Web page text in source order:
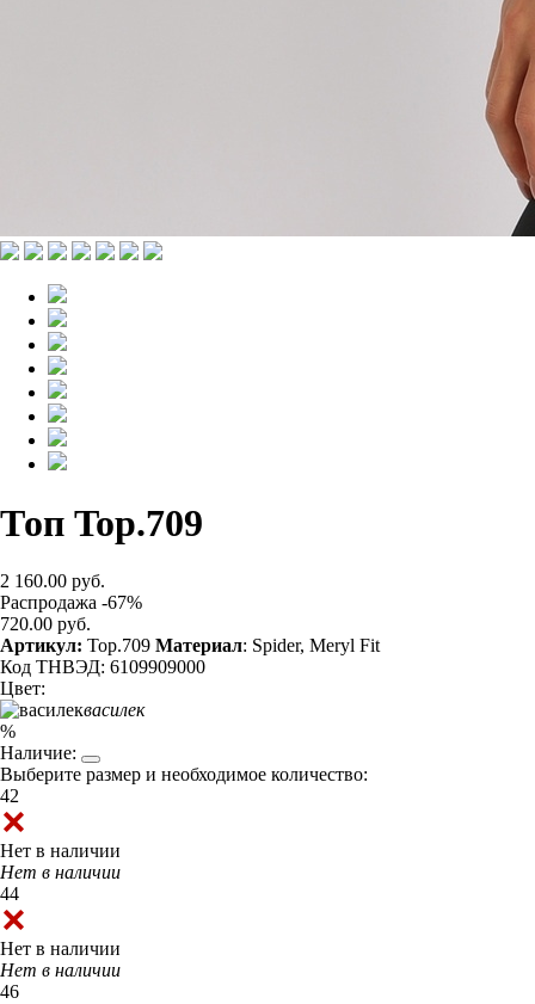
Топ Top.709
2 160.00 руб.
Распродажа -67%
720.00 руб.
Артикул: Top.709 Материал: Spider, Meryl Fit
Код ТНВЭД: 6109909000
Цвет:
василек
%
Наличие:
Выберите размер и необходимое количество:
42
Нет в наличии
Нет в наличии
44
Нет в наличии
Нет в наличии
46